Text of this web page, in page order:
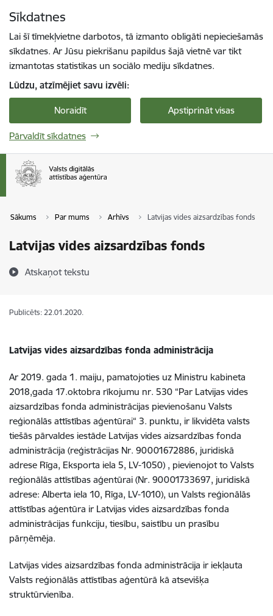
Sīkdatnes
Lai šī tīmekļvietne darbotos, tā izmanto obligāti nepieciešamās
sīkdatnes. Ar Jūsu piekrišanu papildus šajā vietnē var tikt
izmantotas statistikas un sociālo mediju sīkdatnes.
Lūdzu, atzīmējiet savu izvēli:
Noraidīt Apstiprināt visas
Pārvaldīt sīkdatnes
Sākums Par mums Arhīvs Latvijas vides aizsardzības fonds
Latvijas vides aizsardzības fonds
Atskaņot tekstu
Publicēts: 22.01.2020.
Latvijas vides aizsardzības fonda administrācija
Ar 2019. gada 1. maiju, pamatojoties uz Ministru kabineta
2018,gada 17.oktobra rīkojumu nr. 530 “Par Latvijas vides
aizsardzības fonda administrācijas pievienošanu Valsts
reģionālās attīstības aģentūrai“ 3. punktu, ir likvidēta valsts
tiešās pārvaldes iestāde Latvijas vides aizsardzības fonda
administrācija (reģistrācijas Nr. 90001672886, juridiskā
adrese Rīga, Eksporta iela 5, LV-1050) , pievienojot to Valsts
reģionālās attīstības aģentūrai (Nr. 90001733697, juridiskā
adrese: Alberta iela 10, Rīga, LV-1010), un Valsts reģionālās
attīstības aģentūra ir Latvijas vides aizsardzības fonda
administrācijas funkciju, tiesību, saistību un prasību
pārņēmēja.
Latvijas vides aizsardzības fonda administrācija ir iekļauta
Valsts reģionālās attīstības aģentūrā kā atsevišķa
struktūrvienība.